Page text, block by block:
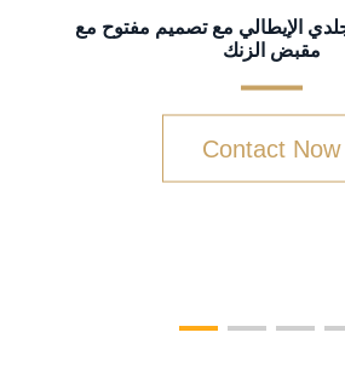
الإيطالي مع تصميم مفتوح مع
مقبض الزنك
Contact Now